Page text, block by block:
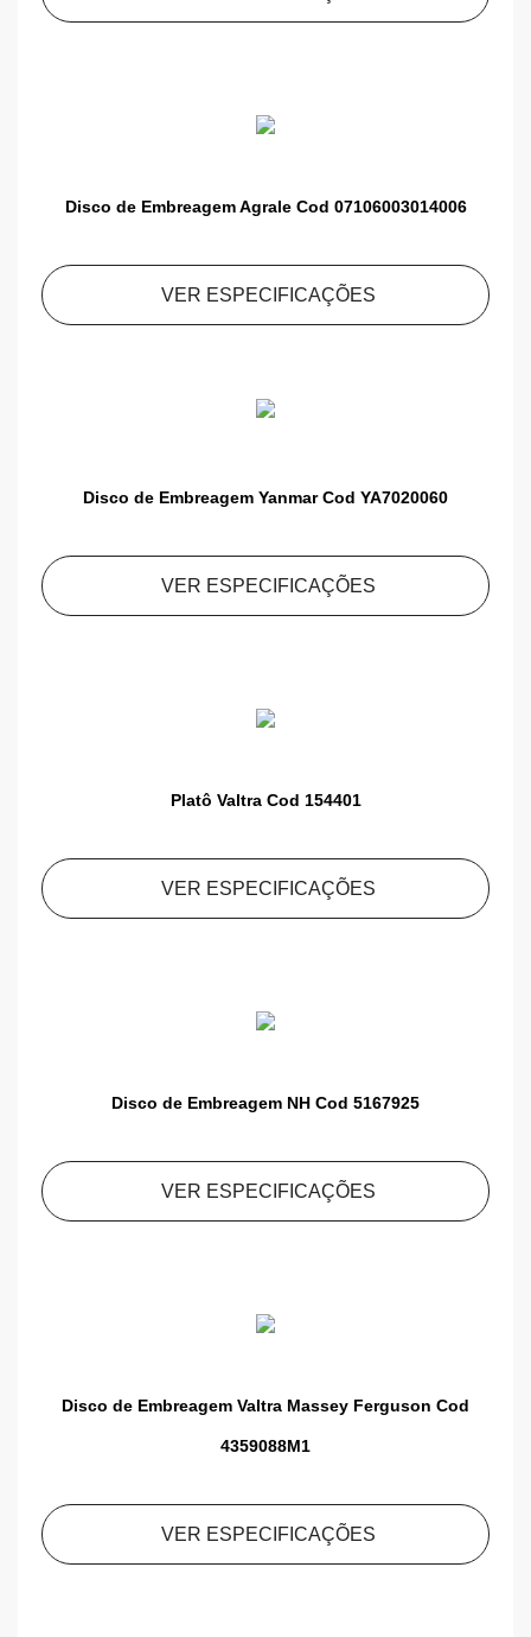
Disco de Embreagem Agrale Cod 07106003014006
VER ESPECIFICAÇÕES
Disco de Embreagem Yanmar Cod YA7020060
VER ESPECIFICAÇÕES
Platô Valtra Cod 154401
VER ESPECIFICAÇÕES
Disco de Embreagem NH Cod 5167925
VER ESPECIFICAÇÕES
Disco de Embreagem Valtra Massey Ferguson Cod
4359088M1
VER ESPECIFICAÇÕES